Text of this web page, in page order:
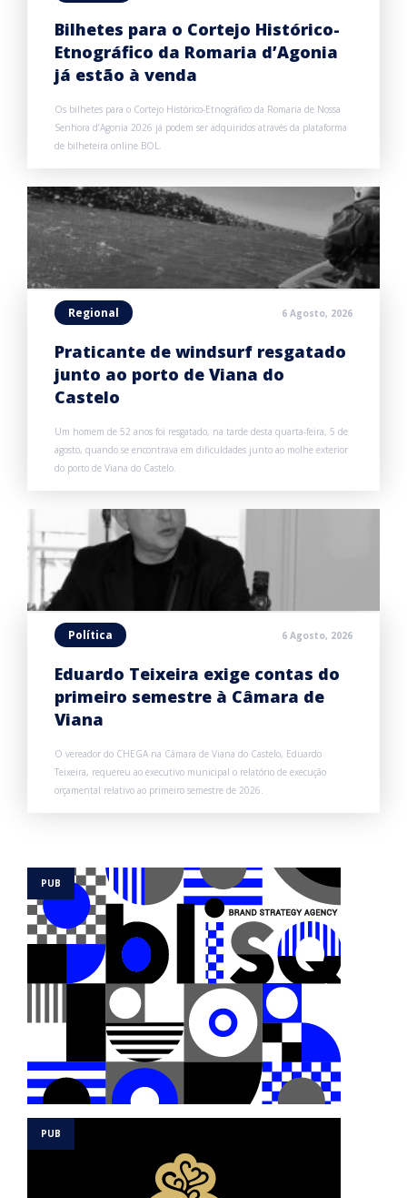
Bilhetes para o Cortejo Histórico-
Etnográfico da Romaria d’Agonia
já estão à venda
Os bilhetes para o Cortejo Histórico-Etnográfico da Romaria de Nossa
Senhora d’Agonia 2026 já podem ser adquiridos através da plataforma
de bilheteira online BOL.
Regional 6 Agosto, 2026
Praticante de windsurf resgatado
junto ao porto de Viana do
Castelo
Um homem de 52 anos foi resgatado, na tarde desta quarta-feira, 5 de
agosto, quando se encontrava em dificuldades junto ao molhe exterior
do porto de Viana do Castelo.
Política 6 Agosto, 2026
Eduardo Teixeira exige contas do
primeiro semestre à Câmara de
Viana
O vereador do CHEGA na Câmara de Viana do Castelo, Eduardo
Teixeira, requereu ao executivo municipal o relatório de execução
orçamental relativo ao primeiro semestre de 2026.